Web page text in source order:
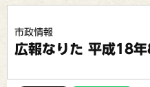
市政情報
広報なりた 平成18